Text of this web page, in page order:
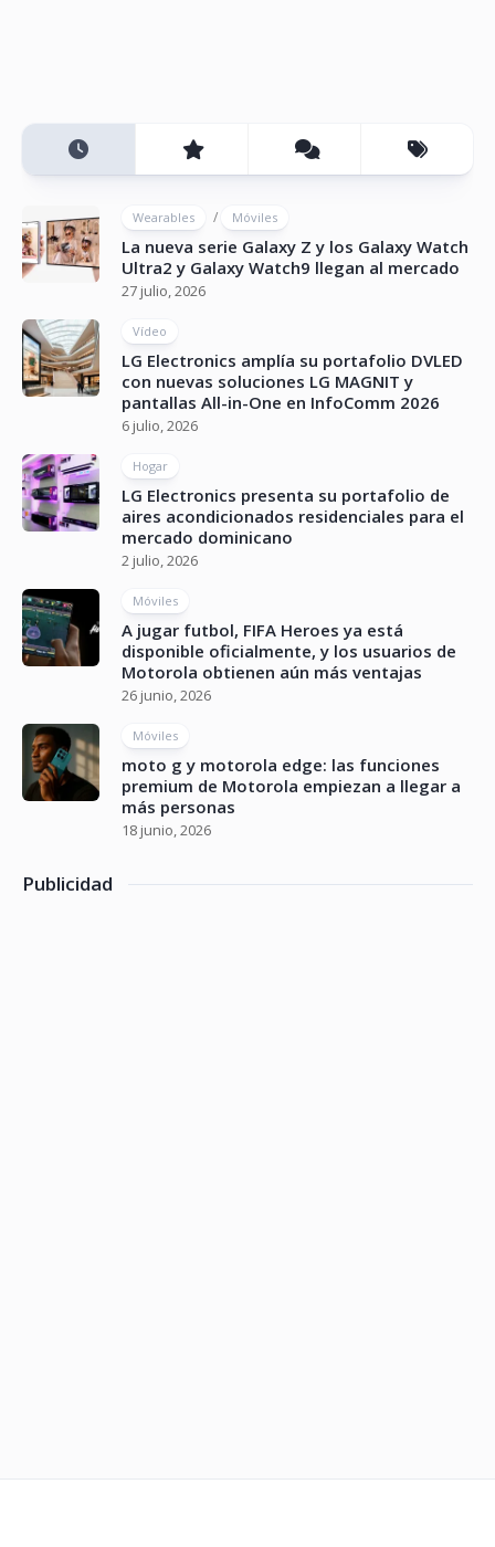
Wearables / Móviles
La nueva serie Galaxy Z y los Galaxy Watch
Ultra2 y Galaxy Watch9 llegan al mercado
27 julio, 2026
Vídeo
LG Electronics amplía su portafolio DVLED
con nuevas soluciones LG MAGNIT y
pantallas All-in-One en InfoComm 2026
6 julio, 2026
Hogar
LG Electronics presenta su portafolio de
aires acondicionados residenciales para el
mercado dominicano
2 julio, 2026
Móviles
A jugar futbol, FIFA Heroes ya está
disponible oficialmente, y los usuarios de
Motorola obtienen aún más ventajas
26 junio, 2026
Móviles
moto g y motorola edge: las funciones
premium de Motorola empiezan a llegar a
más personas
18 junio, 2026
Publicidad